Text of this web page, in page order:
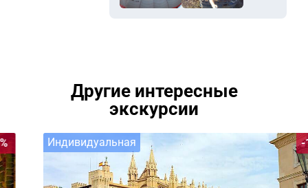
Другие интересные
экскурсии
-11%
Индивидуальная